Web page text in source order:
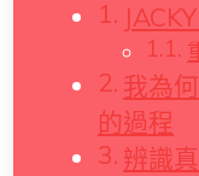
我為
的過程
辨識